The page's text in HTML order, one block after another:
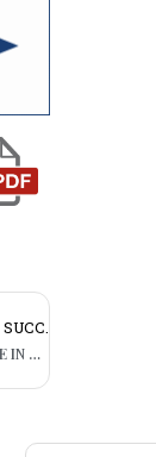
SUCC.
VACCINI COVID AI BAMBINI TRA I 5 E 11 ANNI, SI PARTE IN PUGLIA IL 16 DICEMBRE